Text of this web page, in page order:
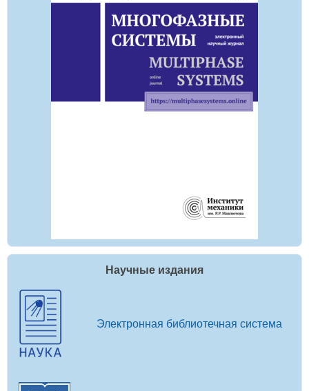
Научные издания
Электронная библиотечная система